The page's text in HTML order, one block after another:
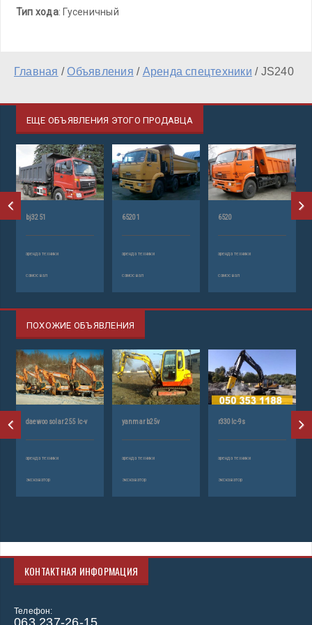
Тип хода: Гусеничный
Главная /Объявления / Аренда спецтехники / JS240
ЕЩЕ ОБЪЯВЛЕНИЯ ЭТОГО ПРОДАВЦА
bj3251
аренда техники
самосвал
65201
аренда техники
самосвал
6520
аренда техники
самосвал
ПОХОЖИЕ ОБЪЯВЛЕНИЯ
daewoo solar 255 lc-v
аренда техники
экскаватор
yanmar b25v
аренда техники
экскаватор
r330lc-9s
аренда техники
экскаватор
КОНТАКТНАЯ ИНФОРМАЦИЯ
Телефон: